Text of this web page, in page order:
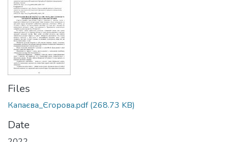
Files
Капаєва_Єгорова.pdf(268.73 KB)
Date